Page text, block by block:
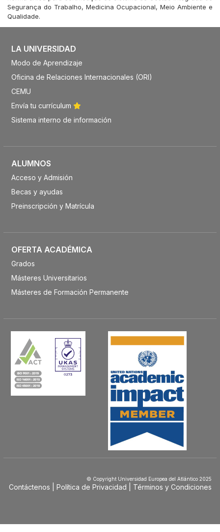
Segurança do Trabalho, Medicina Ocupacional, Meio Ambiente e
Qualidade.
LA UNIVERSIDAD
Modo de Aprendizaje
Oficina de Relaciones Internacionales (ORI)
CEMU
Envía tu currículum
Sistema interno de información
ALUMNOS
Acceso y Admisión
Becas y ayudas
Preinscripción y Matrícula
OFERTA ACADÉMICA
Grados
Másteres Universitarios
Másteres de Formación Permanente
© Copyright Universidad Europea del Atlántico 2025
Contáctenos Política de Privacidad Términos y Condiciones